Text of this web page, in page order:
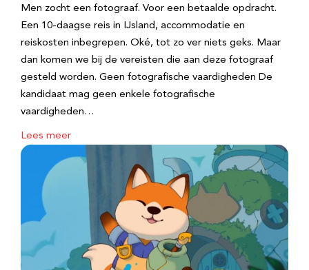
Men zocht een fotograaf. Voor een betaalde opdracht.
Een 10-daagse reis in IJsland, accommodatie en
reiskosten inbegrepen. Oké, tot zo ver niets geks. Maar
dan komen we bij de vereisten die aan deze fotograaf
gesteld worden. Geen fotografische vaardigheden De
kandidaat mag geen enkele fotografische
vaardigheden…
Lees meer